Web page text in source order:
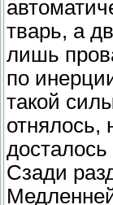
тварь, а
лишь
по
такой
отнялось,
Сзади